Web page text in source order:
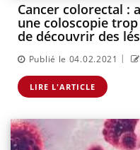
Cancer colorectal :
une coloscopie
de découvrir des
Publié le 04.02.2021 |
LIRE L'ARTICLE